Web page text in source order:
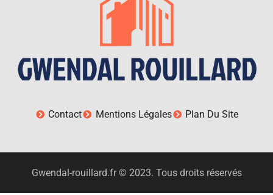
Contact Mentions Légales Plan Du Site
Gwendal-rouillard.fr © 2023. Tous droits réservés